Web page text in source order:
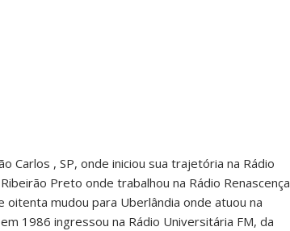
Carlos , SP, onde iniciou sua trajetória na Rádio
Preto onde trabalhou na Rádio Renascença
oitenta mudou para Uberlândia onde atuou na
1986 ingressou na Rádio Universitária FM, da